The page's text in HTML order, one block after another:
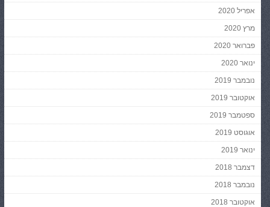
אפריל 2020
מרץ 2020
פברואר 2020
ינואר 2020
נובמבר 2019
אוקטובר 2019
ספטמבר 2019
אוגוסט 2019
ינואר 2019
דצמבר 2018
נובמבר 2018
אוקטובר 2018